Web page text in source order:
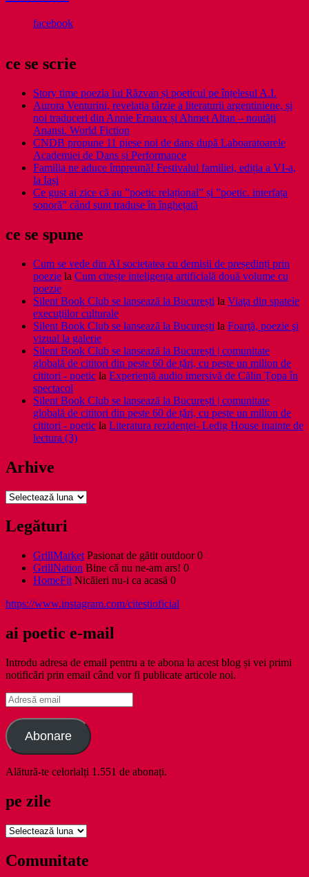
facebook
ce se scrie
Story time poezia lui Răzvan și poeticul pe înțelesul A.I.
Aurora Venturini, revelația târzie a literaturii argentiniene, și
noi traduceri din Annie Ernaux și Ahmet Altan – noutăți
Anansi. World Fiction
CNDB propune 11 piese noi de dans după Laboaratoarele
Academiei de Dans și Performance
Familia ne aduce împreună! Festivalul familiei, ediția a VI-a,
la Iași
Ce gust ai zice că au ”poetic relațional” și ”poetic. interfața
sonoră” când sunt traduse în înghețată
ce se spune
Cum se vede din AI societatea cu demisii de președinți prin
poezie la Cum citește inteligența artificială două volume cu
poezie
Silent Book Club se lansează la București la Viaţa din spatele
execuţiilor culturale
Silent Book Club se lansează la București la Foarţă, poezie şi
vizual la galerie
Silent Book Club se lansează la București | comunitate
globală de cititori din peste 60 de țări, cu peste un milion de
cititori - poetic la Experiență audio imersivă de Călin Țopa în
spectacol
Silent Book Club se lansează la București | comunitate
globală de cititori din peste 60 de țări, cu peste un milion de
cititori - poetic la Literatura rezidenţei- Ledig House inainte de
lectura (3)
Arhive
Arhive
Legături
GrillMarket Pasionat de gătit outdoor 0
GrillNation Bine că nu ne-am ars! 0
HomeFit Nicăieri nu-i ca acasă 0
https://www.instagram.com/citestioficial
ai poetic e-mail
Introdu adresa de email pentru a te abona la acest blog și vei primi
notificări prin email când vor fi publicate articole noi.
Adresă
email
Abonare
Alătură-te celorlalți 1.551 de abonați.
pe zile
pe
Comunitate